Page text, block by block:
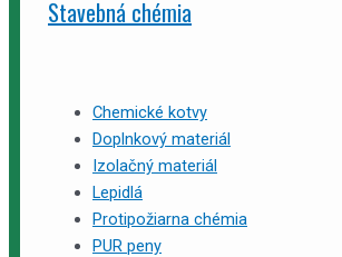
Stavebná chémia
Chemické kotvy
Doplnkový materiál
Izolačný materiál
Lepidlá
Protipožiarna chémia
PUR peny